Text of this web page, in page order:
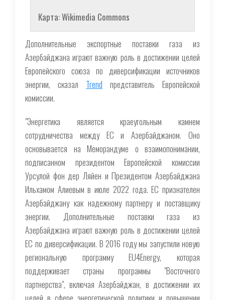
Карта: Wikimedia Commons
Дополнительные экспортные поставки газа из
Азербайджана играют важную роль в достижении целей
Европейского союза по диверсификации источников
энергии, сказал Trend представитель Европейской
комиссии.
"Энергетика является краеугольным камнем
сотрудничества между ЕС и Азербайджаном. Оно
основывается на Меморандуме о взаимопонимании,
подписанном президентом Европейской комиссии
Урсулой фон дер Ляйен и Президентом Азербайджана
Ильхамом Алиевым в июле 2022 года. ЕС признателен
Азербайджану как надежному партнеру и поставщику
энергии. Дополнительные поставки газа из
Азербайджана играют важную роль в достижении целей
ЕС по диверсификации. В 2016 году мы запустили новую
региональную программу EU4Energy, которая
поддерживает страны программы "Восточного
партнерства", включая Азербайджан, в достижении их